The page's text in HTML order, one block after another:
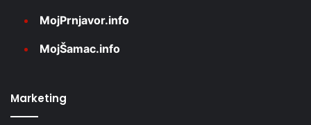
MojPrnjavor.info
MojŠamac.info
Marketing